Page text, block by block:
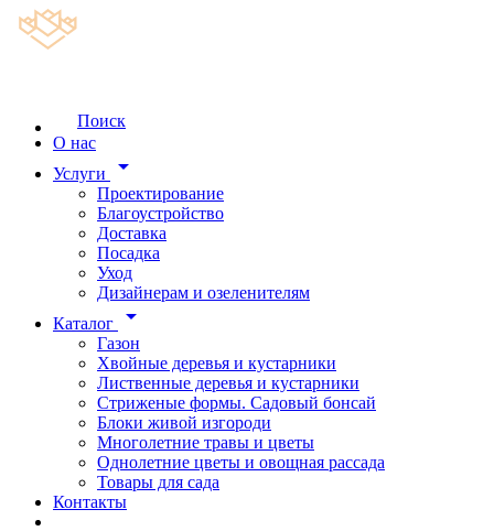
Поиск
О нас
Услуги
arrow_drop_down
Проектирование
Благоустройство
Доставка
Посадка
Уход
Дизайнерам и озеленителям
Каталог
arrow_drop_down
Газон
Хвойные деревья и кустарники
Лиственные деревья и кустарники
Стриженые формы. Садовый бонсай
Блоки живой изгороди
Многолетние травы и цветы
Однолетние цветы и овощная рассада
Товары для сада
Контакты